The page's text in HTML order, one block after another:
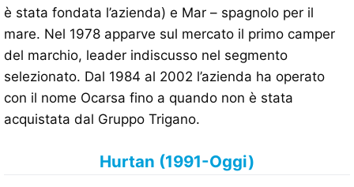
è stata fondata l’azienda) e Mar – spagnolo per il
mare. Nel 1978 apparve sul mercato il primo camper
del marchio, leader indiscusso nel segmento
selezionato. Dal 1984 al 2002 l’azienda ha operato
con il nome Ocarsa fino a quando non è stata
acquistata dal Gruppo Trigano.
Hurtan (1991-Oggi)